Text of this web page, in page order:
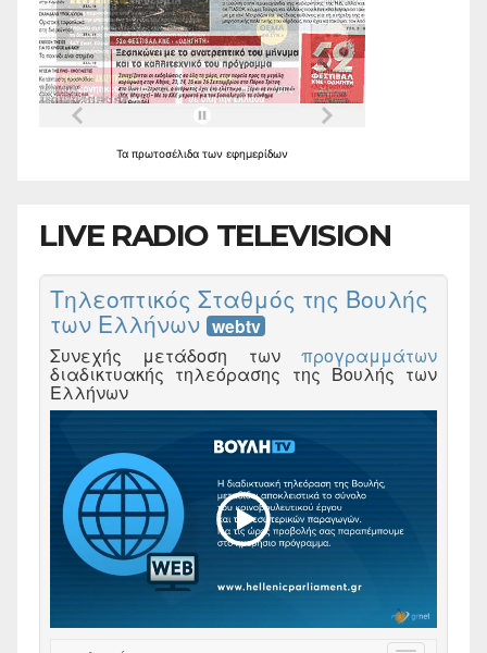
Τα πρωτοσέλιδα των εφημερίδων
LIVE RADIO TELEVISION